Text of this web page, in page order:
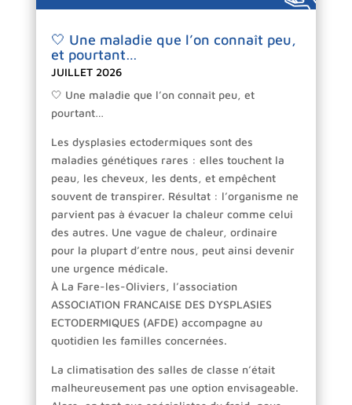
🤍 Une maladie que l’on connaît peu,
et pourtant…
JUILLET 2026
🤍 Une maladie que l’on connaît peu, et
pourtant…
Les dysplasies ectodermiques sont des
maladies génétiques rares : elles touchent la
peau, les cheveux, les dents, et empêchent
souvent de transpirer. Résultat : l’organisme ne
parvient pas à évacuer la chaleur comme celui
des autres. Une vague de chaleur, ordinaire
pour la plupart d’entre nous, peut ainsi devenir
une urgence médicale.
À La Fare-les-Oliviers, l’association
ASSOCIATION FRANCAISE DES DYSPLASIES
ECTODERMIQUES (AFDE) accompagne au
quotidien les familles concernées.
La climatisation des salles de classe n’était
malheureusement pas une option envisageable.